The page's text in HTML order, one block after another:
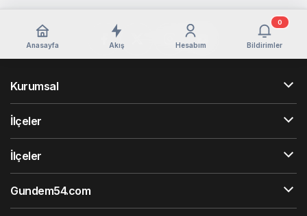
Anasayfa Akış Hesabım Bildirimler
0
Kurumsal
İlçeler
İlçeler
Gundem54.com